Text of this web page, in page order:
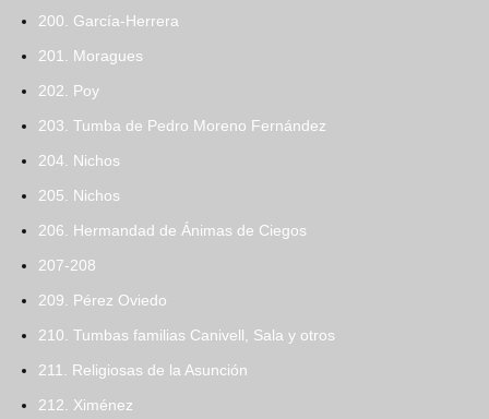
200. García-Herrera
201. Moragues
202. Poy
203. Tumba de Pedro Moreno Fernández
204. Nichos
205. Nichos
206. Hermandad de Ánimas de Ciegos
207-208
209. Pérez Oviedo
210. Tumbas familias Canivell, Sala y otros
211. Religiosas de la Asunción
212. Ximénez